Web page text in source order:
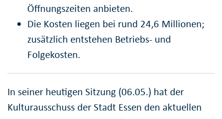
Öffnungszeiten anbieten.
Die Kosten liegen bei rund 24,6 Millionen;
zusätzlich entstehen Betriebs- und
Folgekosten.
In seiner heutigen Sitzung (06.05.) hat der
Kulturausschuss der Stadt Essen den aktuellen